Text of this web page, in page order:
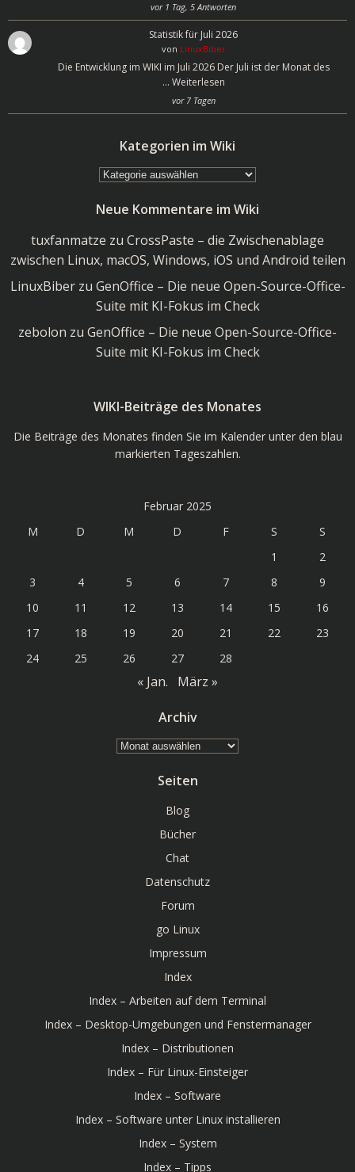
vor 1 Tag, 5 Antworten
Statistik für Juli 2026
von LinuxBiber
Die Entwicklung im WIKI im Juli 2026 Der Juli ist der Monat des
… Weiterlesen
vor 7 Tagen
Kategorien im Wiki
Kategorien
Wiki
Neue Kommentare im Wiki
tuxfanmatze zu CrossPaste – die Zwischenablage
zwischen Linux, macOS, Windows, iOS und Android teilen
LinuxBiberzu GenOffice – Die neue Open-Source-Office-
Suite mit KI-Fokus im Check
zebolon zu GenOffice – Die neue Open-Source-Office-
Suite mit KI-Fokus im Check
WIKI-Beiträge des Monates
Die Beiträge des Monates finden Sie im Kalender unter den blau
markierten Tageszahlen.
Februar 2025
M
D M D F S
S
1
2
3
4 5 6 7 8
9
10
11 12 13 14 15
16
17
18 19 20 21 22
23
24
25 26 27 28
« Jan. März »
Archiv
Archiv
Seiten
Blog
Bücher
Chat
Datenschutz
Forum
go Linux
Impressum
Index
Index – Arbeiten auf dem Terminal
Index – Desktop-Umgebungen und Fenstermanager
Index – Distributionen
Index – Für Linux-Einsteiger
Index – Software
Index – Software unter Linux installieren
Index – System
Index – Tipps